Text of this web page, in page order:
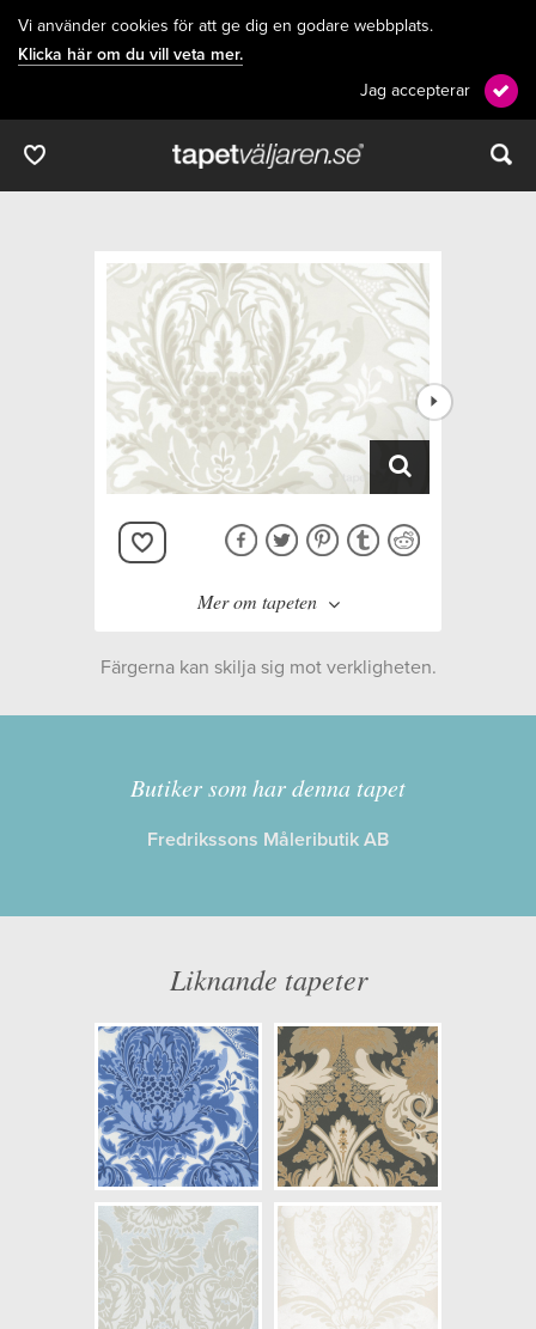
Vi använder cookies för att ge dig en godare webbplats.
Klicka här om du vill veta mer.
Jag accepterar
Mer om tapeten
Kollektion:
ALBEMARLE
Information
Längd x Bredd: 10,00 x 53,00
Artikelnummer: 94/9047
NCS Bottenkulör: S0500-N
Färg: Vitaktig
Mönster: Växande, Blommig
Struktur: Slät, Limtryck
Cirkapris: 2537,00 kr
(Kontakta din färghandlare för
exakt pris.)
Färgerna kan skilja sig mot verkligheten.
Butiker som har denna tapet
Fredrikssons Måleributik AB
Liknande tapeter